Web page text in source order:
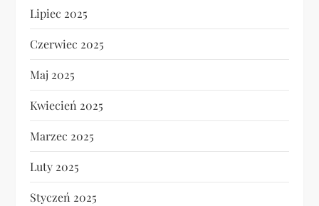
Lipiec 2025
Czerwiec 2025
Maj 2025
Kwiecień 2025
Marzec 2025
Luty 2025
Styczeń 2025